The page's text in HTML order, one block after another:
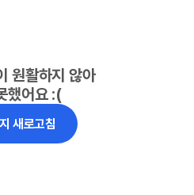
원활하지 않아
했어요 :(
새로고침